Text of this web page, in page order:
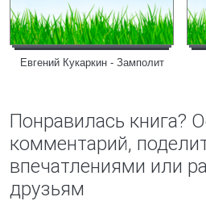
Евгений Кукаркин - Замполит
Понравилась книга?
комментарий,
впечатлениями или
друзьям